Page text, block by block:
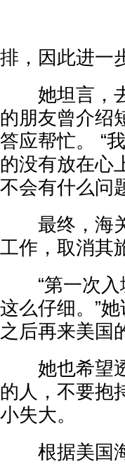
排，因此进一
她坦言，去
的朋友曾介绍
答应帮忙。 “
的没有放在心
不会有什么问
最终，海关
工作，取消其
“第一次入
这么仔细。”
之后再来美国
她也希望透
的人，不要抱
小失大。
根据美国海